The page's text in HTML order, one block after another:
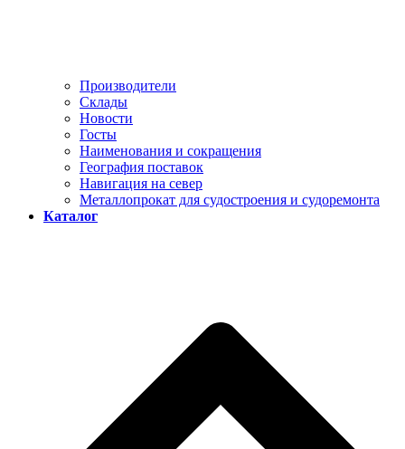
Производители
Склады
Новости
Госты
Наименования и сокращения
География поставок
Навигация на север
Металлопрокат для судостроения и судоремонта
Каталог